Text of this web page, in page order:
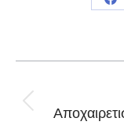
navigation